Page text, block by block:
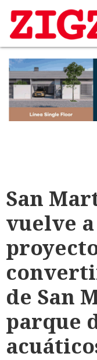
San
vuelve
de San
parque